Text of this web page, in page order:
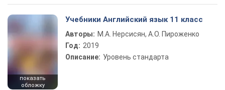
показать
обложку
Учебники Английский язык 11 класс
Авторы: М.А. Нерсисян, А.О. Пироженко
Год: 2019
Описание: Уровень стандарта